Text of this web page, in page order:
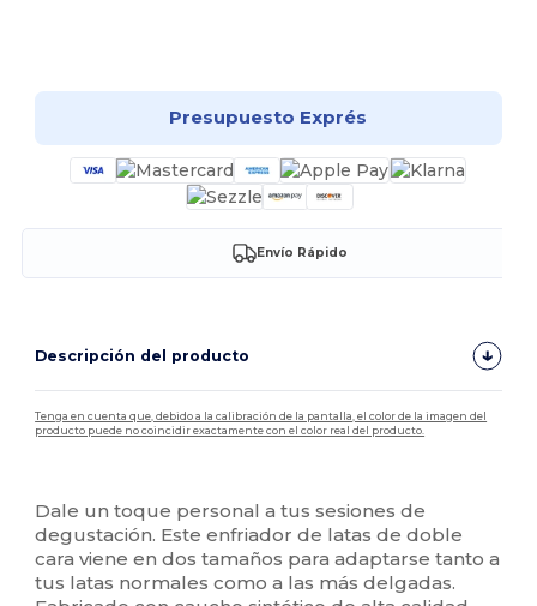
Presupuesto Exprés
Envío Rápido
Descripción del producto
Tenga en cuenta que, debido a la calibración de la pantalla, el color de la imagen del
producto puede no coincidir exactamente con el color real del producto.
Dale un toque personal a tus sesiones de
degustación. Este enfriador de latas de doble
cara viene en dos tamaños para adaptarse tanto a
tus latas normales como a las más delgadas.